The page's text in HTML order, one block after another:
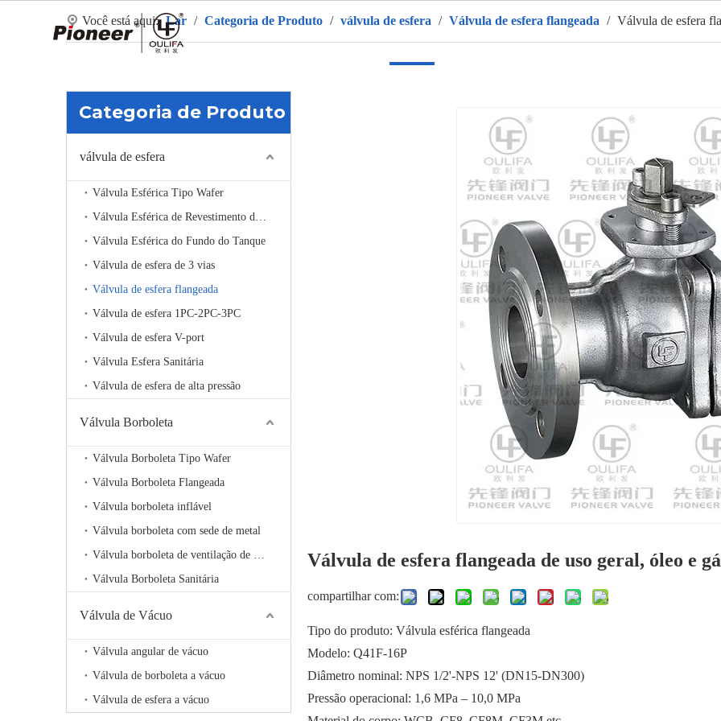
Você está aqui: Lar / Categoria de Produto / válvula de esfera / Válvula de esfera flangeada / Válvula de esfera
Categoria de Produto
válvula de esfera
Válvula Esférica Tipo Wafer
Válvula Esférica de Revestimento de Aquecimento
Válvula Esférica do Fundo do Tanque
Válvula de esfera de 3 vias
Válvula de esfera flangeada
Válvula de esfera 1PC-2PC-3PC
Válvula de esfera V-port
Válvula Esfera Sanitária
Válvula de esfera de alta pressão
Válvula Borboleta
Válvula Borboleta Tipo Wafer
Válvula Borboleta Flangeada
Válvula borboleta inflável
Válvula borboleta com sede de metal
Válvula borboleta de ventilação de alta temperatura
Válvula Borboleta Sanitária
Válvula de Vácuo
Válvula angular de vácuo
Válvula de borboleta a vácuo
Válvula de esfera a vácuo
Válvula de esfera flangeada de uso geral, óleo e
compartilhar com:
Tipo do produto: Válvula esférica flangeada
Modelo: Q41F-16P
Diâmetro nominal: NPS 1/2'-NPS 12' (DN15-DN300)
Pressão operacional: 1,6 MPa – 10,0 MPa